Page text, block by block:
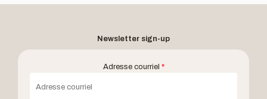
Newsletter sign-up
Adresse courriel *